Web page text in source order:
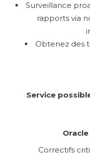
Surveillance
rapports via
Obtenez des
Service
Correctifs